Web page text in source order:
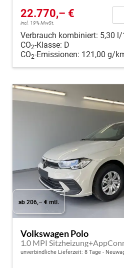
22.770,– €
incl. 19% MwSt.
Verbrauch kombiniert: 5,30
CO2-Klasse: D
CO2-Emissionen: 121,00 g/
ab 206,– € mtl.
Volkswagen Polo
unverbindliche Lieferzeit: 8 Tage